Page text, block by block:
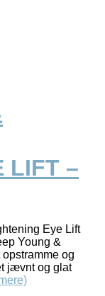
LIFT –
Eye Lift
Young &
og
jævnt og glat